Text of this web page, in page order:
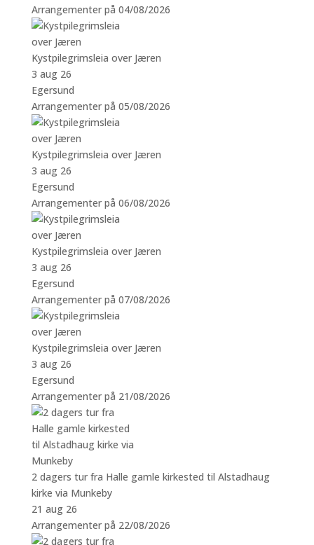
Arrangementer på 04/08/2026
Kystpilegrimsleia over Jæren
3 aug 26
Egersund
Arrangementer på 05/08/2026
Kystpilegrimsleia over Jæren
3 aug 26
Egersund
Arrangementer på 06/08/2026
Kystpilegrimsleia over Jæren
3 aug 26
Egersund
Arrangementer på 07/08/2026
Kystpilegrimsleia over Jæren
3 aug 26
Egersund
Arrangementer på 21/08/2026
2 dagers tur fra Halle gamle kirkested til Alstadhaug
kirke via Munkeby
21 aug 26
Arrangementer på 22/08/2026